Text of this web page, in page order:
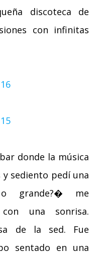
discoteca de
con infinitas
donde la música
sediento pedí una
o grande?� me
una sonrisa.
de la sed. Fue
sentado en una